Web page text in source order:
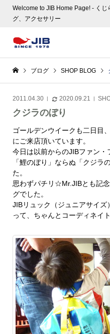
Welcome to JIB Home Page! ‐ く
グ、アクセサリー
ブログ SHOP BLOG
2011.04.30 2020.09.21
クジラのぼり
ゴールデンウイークも二日目
にご来店頂いています。
今日は以前からのJIBファン・
「鯉のぼり」ならぬ「クジラ
た。
思わずパチリ☆Mr.JIBとも記
グでした。
JIBリュック（ジュニアサイ
って、ちゃんとコーディネイ